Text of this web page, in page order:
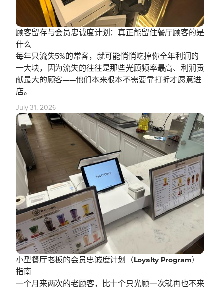
顾客留存与会员忠诚度计划：真正能留住餐厅顾客的是
什么
每年只流失5%的常客，就可能悄悄吃掉你全年利润的
一大块，因为流失的往往是那些光顾频率最高、利润贡
献最大的顾客——他们本来根本不需要靠打折才愿意进
店。
July 31, 2026
小型餐厅老板的会员忠诚度计划（Loyalty Program）
指南
一个月来两次的老顾客，比十个只光顾一次就再也不来